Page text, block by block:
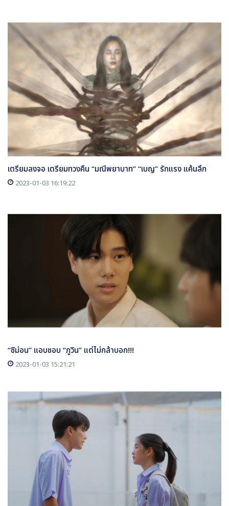
เตรียมลงจอ เตรียมทวงคืน “มณีพยาบาท” “เบญ” รักแรง แค้นลึก
2023-01-03 16:19:22
“ชิม่อน” แอบชอบ “ภูวิน” แต่ไม่กล้าบอก!!!
2023-01-03 15:21:21